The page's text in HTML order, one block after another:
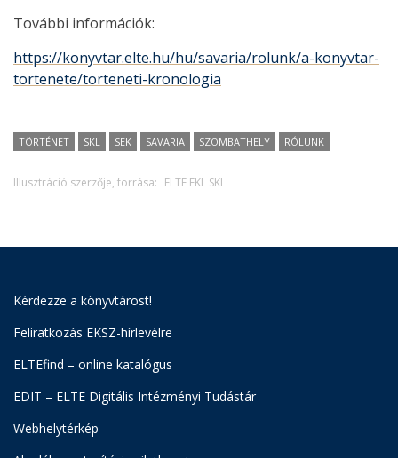
További információk:
https://konyvtar.elte.hu/hu/savaria/rolunk/a-konyvtar-
tortenete/torteneti-kronologia
TÖRTÉNET SKL SEK SAVARIA SZOMBATHELY RÓLUNK
Illusztráció szerzője, forrása: ELTE EKL SKL
Kérdezze a könyvtárost!
Feliratkozás EKSZ-hírlevélre
ELTEfind – online katalógus
EDIT – ELTE Digitális Intézményi Tudástár
Webhelytérkép